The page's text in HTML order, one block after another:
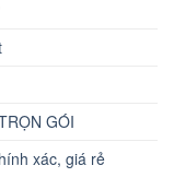
GÓI
xác, giá rẻ